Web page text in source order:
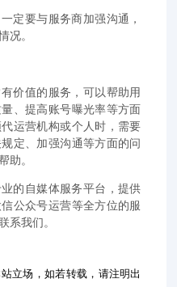
定要与服务商加强沟通，
况。
价值的服务，可以帮助用
、提高账号曝光率等方面
运营机构或个人时，需要
定、加强沟通等方面的问
助。
的自媒体服务平台，提供
公众号运营等全方位的服
系我们。
立场，如若转载，请注明出